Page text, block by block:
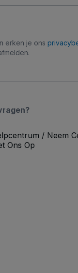
erken je ons
/ Neem
Ons Op